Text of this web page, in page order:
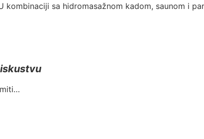
sa hidromasažnom kadom, saunom i